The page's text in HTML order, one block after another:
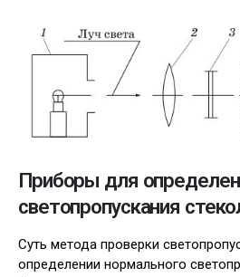
Приборы для
светопропускания
Суть метода проверки
определении нормального